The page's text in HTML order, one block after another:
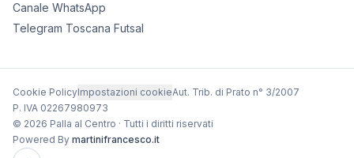
Canale WhatsApp
Telegram Toscana Futsal
Cookie PolicyImpostazioni cookieAut. Trib. di Prato n° 3/2007
P. IVA 02267980973
© 2026 Palla al Centro · Tutti i diritti riservati
Powered By martinifrancesco.it